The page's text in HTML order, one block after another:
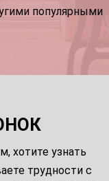
популярными
хотите узнать
трудности с